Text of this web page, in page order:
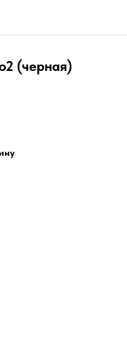
(черная)